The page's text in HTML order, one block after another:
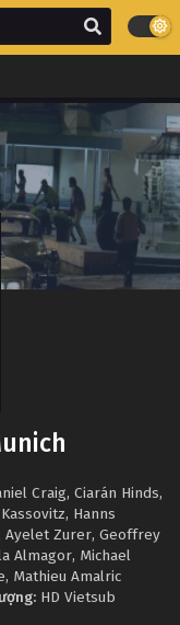
Craig,Ciarán Hinds,
, Hanns
,Ayelet Zurer,Geoffrey
Almagor, Michael
, Mathieu Amalric
HD Vietsub